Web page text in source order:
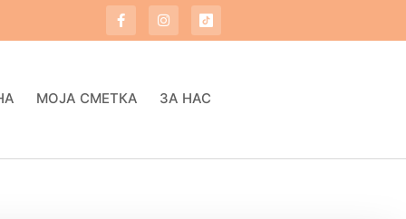
МОЈА СМЕТКА ЗА НАС